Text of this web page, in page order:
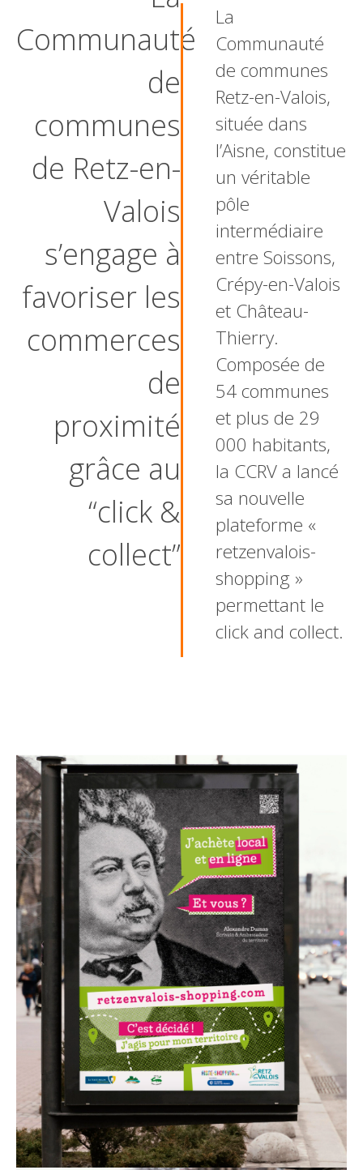
Communauté
de
communes
de Retz-en-
Valois
s’engage à
favoriser les
commerces
de
proximité
grâce au
“click &
collect”
La
Communauté
de communes
Retz-en-Valois,
située dans
l’Aisne, constitue
un véritable
pôle
intermédiaire
entre Soissons,
Crépy-en-Valois
et Château-
Thierry.
Composée de
54 communes
et plus de 29
000 habitants,
la CCRV a lancé
sa nouvelle
plateforme «
retzenvalois-
shopping »
permettant le
click and collect.